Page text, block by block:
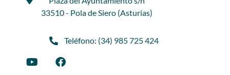
33510 - Pola de Siero (Asturias)
Teléfono: (34) 985 725 424